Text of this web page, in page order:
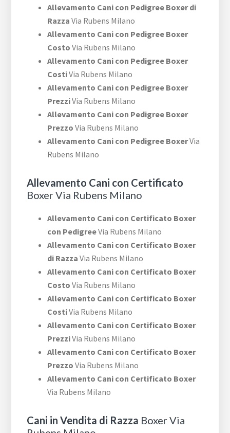
Allevamento Cani con Pedigree Boxer di
Razza Via Rubens Milano
Allevamento Cani con Pedigree Boxer
Costo Via Rubens Milano
Allevamento Cani con Pedigree Boxer
CostiVia Rubens Milano
Allevamento Cani con Pedigree Boxer
PrezziVia Rubens Milano
Allevamento Cani con Pedigree Boxer
Prezzo Via Rubens Milano
Allevamento Cani con Pedigree BoxerVia
Rubens Milano
Allevamento Cani con Certificato
Boxer Via Rubens Milano
Allevamento Cani con Certificato Boxer
con PedigreeVia Rubens Milano
Allevamento Cani con Certificato Boxer
di Razza Via Rubens Milano
Allevamento Cani con Certificato Boxer
Costo Via Rubens Milano
Allevamento Cani con Certificato Boxer
CostiVia Rubens Milano
Allevamento Cani con Certificato Boxer
PrezziVia Rubens Milano
Allevamento Cani con Certificato Boxer
Prezzo Via Rubens Milano
Allevamento Cani con Certificato Boxer
Via Rubens Milano
Cani in Vendita di Razza Boxer Via